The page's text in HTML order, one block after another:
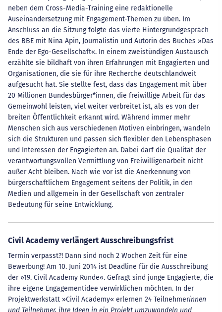
neben dem Cross-Media-Training eine redaktionelle
Auseinandersetzung mit Engagement-Themen zu üben. Im
Anschluss an die Sitzung folgte das vierte Hintergrundgespräch
des BBE mit Nina Apin, Journalistin und Autorin des Buches »Das
Ende der Ego-Gesellschaft«. In einem zweistündigen Austausch
erzählte sie bildhaft von ihren Erfahrungen mit Engagierten und
Organisationen, die sie für ihre Recherche deutschlandweit
aufgesucht hat. Sie stellte fest, dass das Engagement mit über
20 Millionen Bundesbürger*innen, die freiwillige Arbeit für das
Gemeinwohl leisten, viel weiter verbreitet ist, als es von der
breiten Öffentlichkeit erkannt wird. Während immer mehr
Menschen sich aus verschiedenen Motiven einbringen, wandeln
sich die Strukturen und passen sich flexibler den Lebensphasen
und Interessen der Engagierten an. Dabei darf die Qualität der
verantwortungsvollen Vermittlung von Freiwilligenarbeit nicht
außer Acht bleiben. Nach wie vor ist die Anerkennung von
bürgerschaftlichem Engagement seitens der Politik, in den
Medien und allgemein in der Gesellschaft von zentraler
Bedeutung für seine Entwicklung.
Civil Academy verlängert Ausschreibungsfrist
Termin verpasst?! Dann sind noch 2 Wochen Zeit für eine
Bewerbung! Am 10. Juni 2014 ist Deadline für die Ausschreibung
der »19. Civil Academy Runde«. Gefragt sind junge Engagierte, die
ihre eigene Engagementidee verwirklichen möchten. In der
Projektwerkstatt »Civil Academy« erlernen 24 Teilnehmerinnen
und Teilnehmer, ihre Ideen in ein Projekt umzuwandeln und